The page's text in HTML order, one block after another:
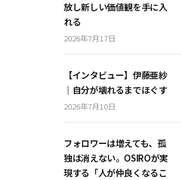
放し新しい価値観を手に入
れる
2026年7月17日
【インタビュー】伊藤亜紗
｜自分が壊れるまでほぐす
2026年7月10日
フォロワーは増えても、孤
独は消えない。OSIROが実
現する「人が仲良くなるこ